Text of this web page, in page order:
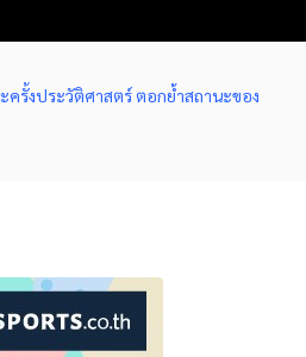
ครั้งประวัติศาสตร์ ตอกย้ำสถานะของ